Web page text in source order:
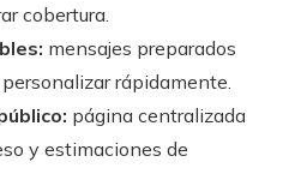
cobertura.
mensajes preparados
rápidamente.
página centralizada
y estimaciones de